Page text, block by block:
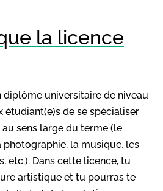
la licence
diplôme universitaire de niveau
étudiant(e)s de se spécialiser
au sens large du terme (le
photographie, la musique, les
etc.). Dans cette licence, tu
artistique et tu pourras te